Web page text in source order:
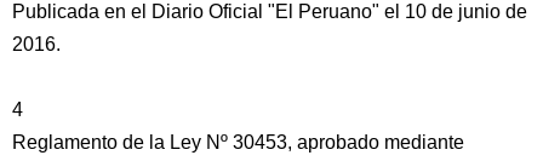
Publicada en el Diario Oficial "El Peruano" el 10 de junio de
2016.
4
Reglamento de la Ley Nº 30453, aprobado mediante